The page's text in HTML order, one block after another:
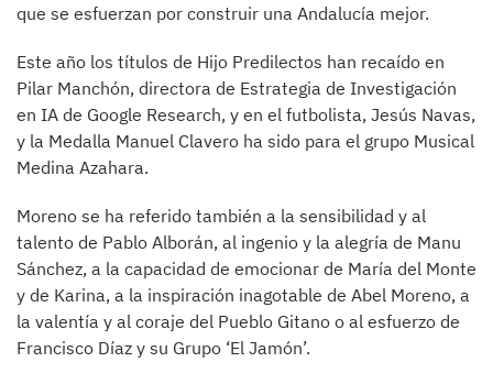
que se esfuerzan por construir una Andalucía mejor.
Este año los títulos de Hijo Predilectos han recaído en
Pilar Manchón, directora de Estrategia de Investigación
en IA de Google Research, y en el futbolista, Jesús Navas,
y la Medalla Manuel Clavero ha sido para el grupo Musical
Medina Azahara.
Moreno se ha referido también a la sensibilidad y al
talento de Pablo Alborán, al ingenio y la alegría de Manu
Sánchez, a la capacidad de emocionar de María del Monte
y de Karina, a la inspiración inagotable de Abel Moreno, a
la valentía y al coraje del Pueblo Gitano o al esfuerzo de
Francisco Díaz y su Grupo ‘El Jamón’.